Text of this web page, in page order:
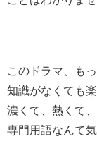
このドラマ、も
知識がなくても
濃くて、熱くて
専門用語なんて